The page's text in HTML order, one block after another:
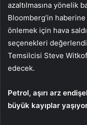
azaltılmasına yönelik
Bloomberg’in
önlemek için hava
seçenekleri
Temsilcisi Steve
edecek.
Petrol, aşırı arz
büyük kayıplar